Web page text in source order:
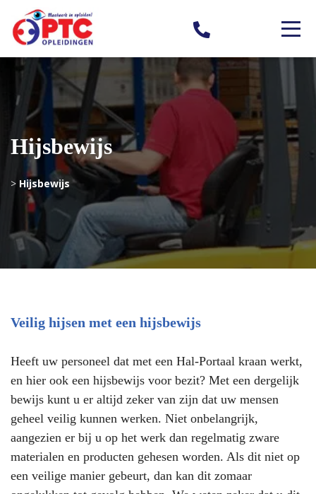
Hijsbewijs
> Hijsbewijs
Veilig hijsen met een hijsbewijs
Heeft uw personeel dat met een Hal-Portaal kraan werkt,
en hier ook een hijsbewijs voor bezit? Met een dergelijk
bewijs kunt u er altijd zeker van zijn dat uw mensen
geheel veilig kunnen werken. Niet onbelangrijk,
aangezien er bij u op het werk dan regelmatig zware
materialen en producten gehesen worden. Als dit niet op
een veilige manier gebeurt, dan kan dit zomaar